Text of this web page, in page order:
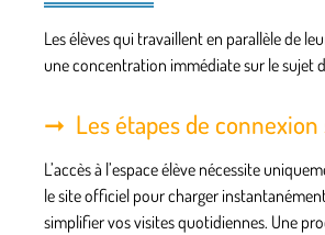
Les élèves qui travaillent en parallèle de
une concentration immédiate sur le sujet
Les étapes de
L’accès à l’espace élève nécessite
le site officiel pour charger
simplifier vos visites quotidiennes. Une